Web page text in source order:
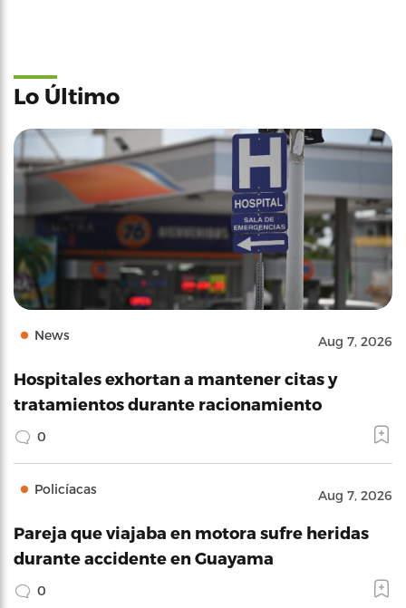
Lo Último
News Aug 7, 2026
Hospitales exhortan a mantener citas y
tratamientos durante racionamiento
0
Policíacas Aug 7, 2026
Pareja que viajaba en motora sufre heridas
durante accidente en Guayama
0